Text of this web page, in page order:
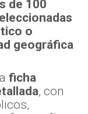
de 100
o
geográfica
ficha
, con